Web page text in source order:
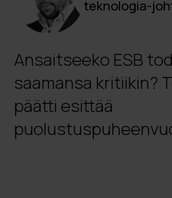
teknologia-
Ansaitseeko ESB
saamansa kritiikin?
päätti esittää